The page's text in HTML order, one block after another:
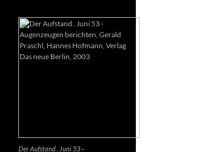
Der Aufstand . Juni 53 –